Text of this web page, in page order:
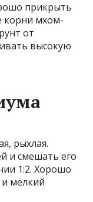
прикрыть
корни мхом-
от
высокую
рыхлая.
и смешать его
1:2. Хорошо
мелкий